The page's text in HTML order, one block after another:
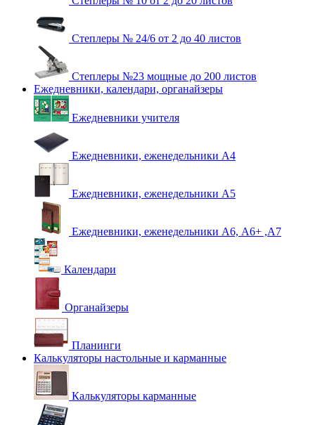
Степлеры № 24/6 от 2 до 40 листов
Степлеры №23 мощные до 200 листов
Ежедневники, календари, органайзеры
Ежедневники учителя
Ежедневники, еженедельники А4
Ежедневники, еженедельники А5
Ежедневники, еженедельники А6, А6+ ,А7
Календари
Органайзеры
Планинги
Калькуляторы настольные и карманные
Калькуляторы карманные